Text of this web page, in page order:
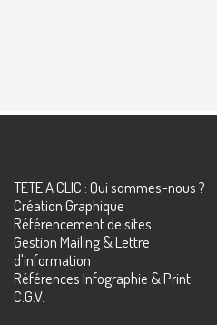
TETE A CLIC : Qui sommes-nous ?
Création Graphique
Référencement de sites
Gestion Mailing & Lettre
d'information
Références Infographie & Print
C.G.V.